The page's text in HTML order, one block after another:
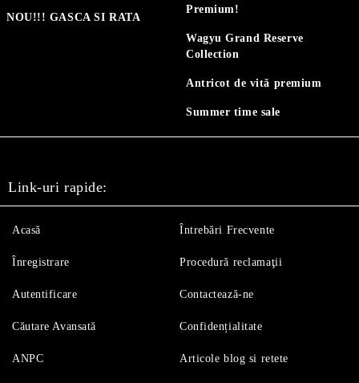
NOU!!! GASCA SI RATA
Premium!
Wagyu Grand Reserve
Collection
Antricot de vită premium
Summer time sale
Link-uri rapide:
Acasă
Înregistrare
Autentificare
Căutare Avansată
Întrebări Frecvente
Procedură reclamaţii
Contactează-ne
Confidențialitate
ANPC Articole blog si retete